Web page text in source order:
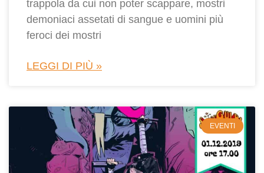
trappola da cui non poter scappare, mostri
demoniaci assetati di sangue e uomini più
feroci dei mostri
LEGGI DI PIÙ »
EVENTI